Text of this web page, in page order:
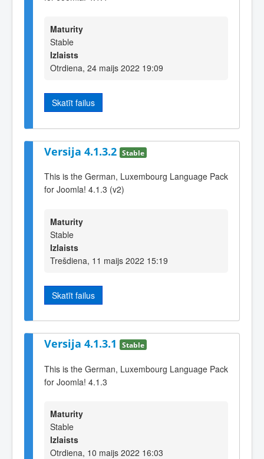
Maturity
Stable
Izlaists
Otrdiena, 24 maijs 2022 19:09
Skatīt failus
Versija 4.1.3.2 Stable
This is the German, Luxembourg Language Pack
for Joomla! 4.1.3 (v2)
Maturity
Stable
Izlaists
Trešdiena, 11 maijs 2022 15:19
Skatīt failus
Versija 4.1.3.1 Stable
This is the German, Luxembourg Language Pack
for Joomla! 4.1.3
Maturity
Stable
Izlaists
Otrdiena, 10 maijs 2022 16:03